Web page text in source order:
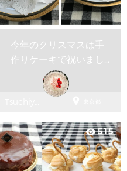
今年のクリスマスは手
作りケーキで祝いまし
visibility515